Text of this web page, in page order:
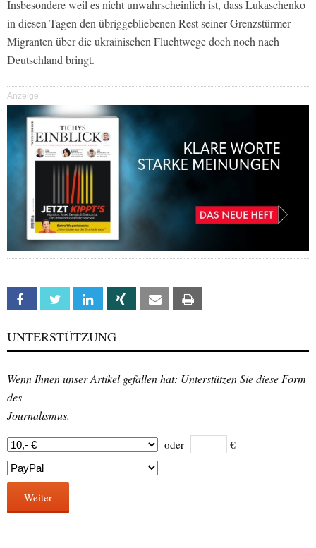
Insbesondere weil es nicht unwahrscheinlich ist, dass Lukaschenko
in diesen Tagen den übriggebliebenen Rest seiner Grenzstürmer-
Migranten über die ukrainischen Fluchtwege doch noch nach
Deutschland bringt.
Anzeige
Facebook Twitter Linkedin Xing Email
UNTERSTÜTZUNG
Wenn Ihnen unser Artikel gefallen hat: Unterstützen Sie diese Form
des
Journalismus.
oder €
Weiter